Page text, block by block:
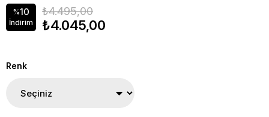
%10
İndirim
₺4.495,00
₺4.045,00
Renk